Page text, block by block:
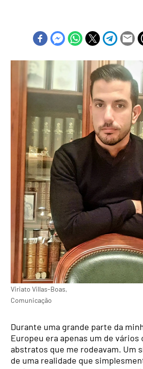
Viriato Villas-Boas,
Comunicação
Durante uma grande parte da
Europeu era apenas um de vários
abstratos que me rodeavam. Um
de uma realidade que